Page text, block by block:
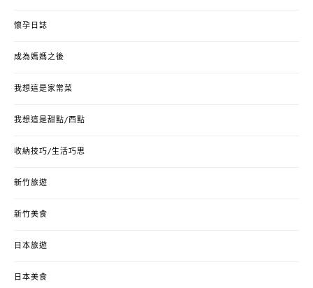
懷孕日誌
成為媽媽之後
我想這是家常菜
我想這是甜點/西點
收納技巧/生活巧思
新竹旅遊
新竹美食
日本旅遊
日本美食